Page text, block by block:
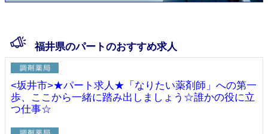
福井県のパートのおすすめ求人
<坂井市>★パート求人★「なりたい薬剤師」への第一
歩、ここから一緒に踏み出しましょう☆誰かの役に立
つ仕事☆